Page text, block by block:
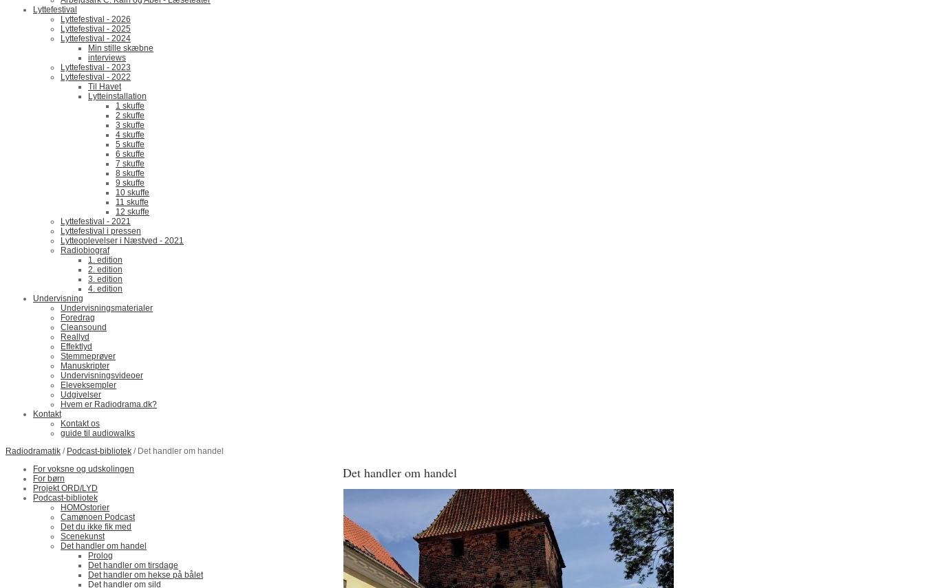
Lyttefestival
Lyttefestival - 2026
Lyttefestival - 2025
Lyttefestival - 2024
Min stille skæbne
interviews
Lyttefestival - 2023
Lyttefestival - 2022
Til Havet
Lytteinstallation
1 skuffe
2 skuffe
3 skuffe
4 skuffe
5 skuffe
6 skuffe
7 skuffe
8 skuffe
9 skuffe
10 skuffe
11 skuffe
12 skuffe
Lyttefestival - 2021
Lyttefestival i pressen
Lytteoplevelser i Næstved - 2021
Radiobiograf
1. edition
2. edition
3. edition
4. edition
Undervisning
Undervisningsmaterialer
Foredrag
Cleansound
Reallyd
Effektlyd
Stemmeprøver
Manuskripter
Undervisningsvideoer
Eleveksempler
Udgivelser
Hvem er Radiodrama.dk?
Kontakt
Kontakt os
guide til audiowalks
Radiodramatik / Podcast-bibliotek / Det handler om handel
For voksne og udskolingen
For børn
Projekt ORD/LYD
Podcast-bibliotek
HOMOstorier
Camønoen Podcast
Det du ikke fik med
Scenekunst
Det handler om handel
Prolog
Det handler om tirsdage
Det handler om hekse på bålet
Det handler om sild
Det handler om handel